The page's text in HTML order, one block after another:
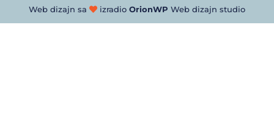
Web dizajn sa izradio OrionWP Web dizajn studio